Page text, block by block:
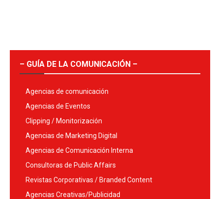
– GUÍA DE LA COMUNICACIÓN –
Agencias de comunicación
Agencias de Eventos
Clipping / Monitorización
Agencias de Marketing Digital
Agencias de Comunicación Interna
Consultoras de Public Affairs
Revistas Corporativas / Branded Content
Agencias Creativas/Publicidad